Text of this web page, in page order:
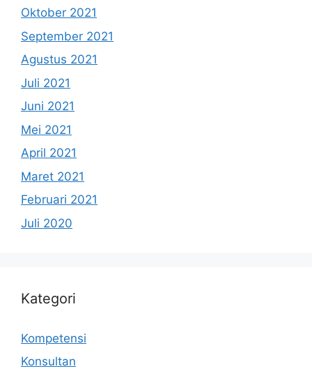
Oktober 2021
September 2021
Agustus 2021
Juli 2021
Juni 2021
Mei 2021
April 2021
Maret 2021
Februari 2021
Juli 2020
Kategori
Kompetensi
Konsultan